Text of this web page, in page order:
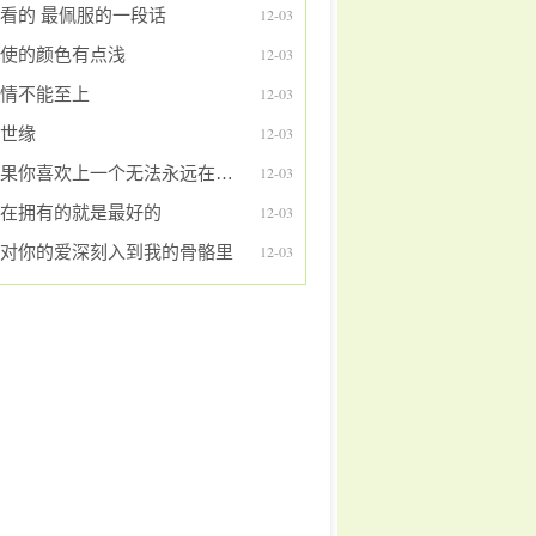
的 最佩服的一段话 12-03
的颜色有点浅 12-03
不能至上 12-03
缘 12-03
如果你喜欢上一个无法永远在一起的人 12-03
拥有的就是最好的 12-03
你的爱深刻入到我的骨骼里 12-03